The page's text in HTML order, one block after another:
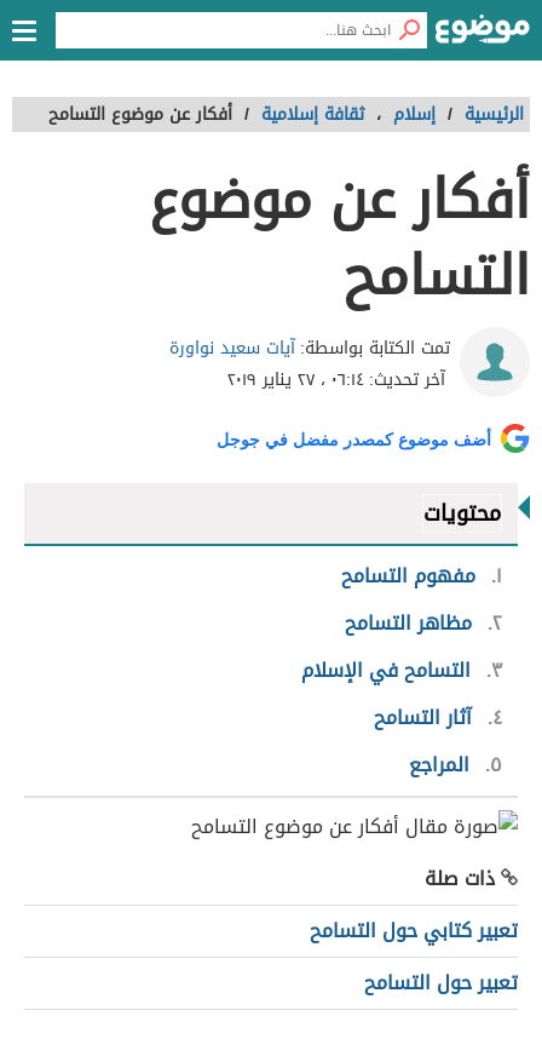
الرئيسية / إسلام ، ثقافة إسلامية / أفكار عن موضوع التسامح
أفكار عن موضوع
التسامح
تمت الكتابة بواسطة:آيات سعيد نواورة
آخر تحديث:٠٦:١٤ ، ٢٧ يناير ٢٠١٩
أضف موضوع كمصدر مفضل في جوجل
محتويات
١ مفهوم التسامح
٢ مظاهر التسامح
٣
التسامح في الإسلام
٤ آثار التسامح
٥
المراجع
ذات صلة
تعبير كتابي حول التسامح
تعبير حول التسامح